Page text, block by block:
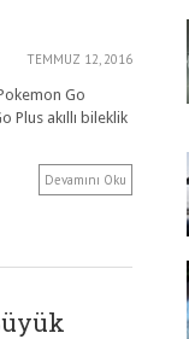
TEMMUZ 12, 2016
Go
Plus akıllı bileklik
Devamını Oku